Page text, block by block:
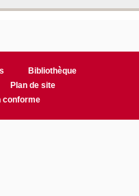
Bibliothèque
Plan de site
conforme